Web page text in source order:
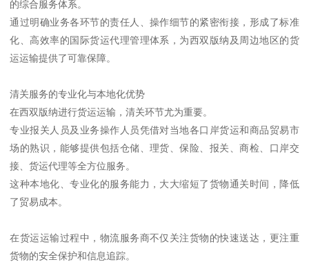
的综合服务体系。
通过明确业务各环节的责任人、操作细节的紧密衔接，形成了标准
化、高效率的国际货运代理管理体系，为西双版纳及周边地区的货
运运输提供了可靠保障。
清关服务的专业化与本地化优势
在西双版纳进行货运运输，清关环节尤为重要。
专业报关人员及业务操作人员凭借对当地各口岸货运和商品贸易市
场的熟识，能够提供包括仓储、理货、保险、报关、商检、口岸交
接、货运代理等全方位服务。
这种本地化、专业化的服务能力，大大缩短了货物通关时间，降低
了贸易成本。
在货运运输过程中，物流服务商不仅关注货物的快速送达，更注重
货物的安全保护和信息追踪。